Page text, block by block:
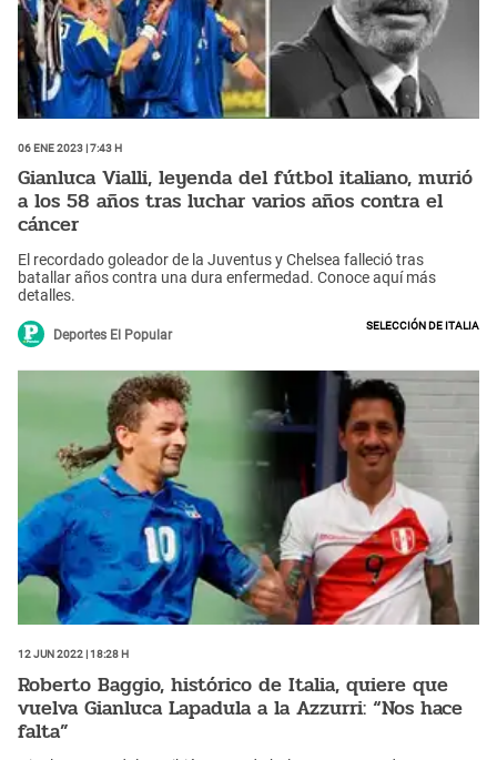
06 Ene 2023 | 7:43 h
Gianluca Vialli, leyenda del fútbol italiano, murió
a los 58 años tras luchar varios años contra el
cáncer
El recordado goleador de la Juventus y Chelsea falleció tras
batallar años contra una dura enfermedad. Conoce aquí más
detalles.
Deportes El Popular
Selección de Italia
12 Jun 2022 | 18:28 h
Roberto Baggio, histórico de Italia, quiere que
vuelva Gianluca Lapadula a la Azzurri: “Nos hace
falta”